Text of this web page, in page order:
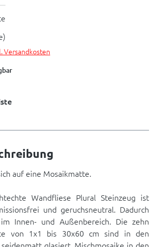
Versandkosten
auf eine Mosaikmatte.
Wandfliese Plural Steinzeug ist
und geruchsneutral. Dadurch
Innen- und Außenbereich. Die zehn
von 1x1 bis 30x60 cm sind in den